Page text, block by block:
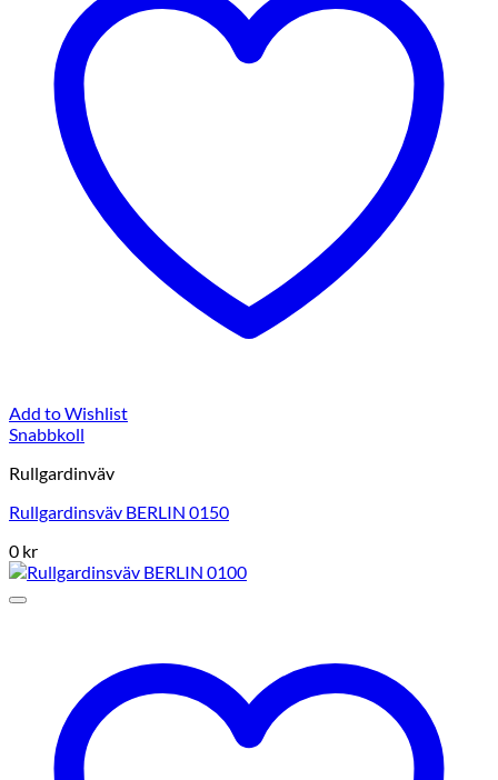
Add to Wishlist
Snabbkoll
Rullgardinväv
Rullgardinsväv BERLIN 0150
0 kr